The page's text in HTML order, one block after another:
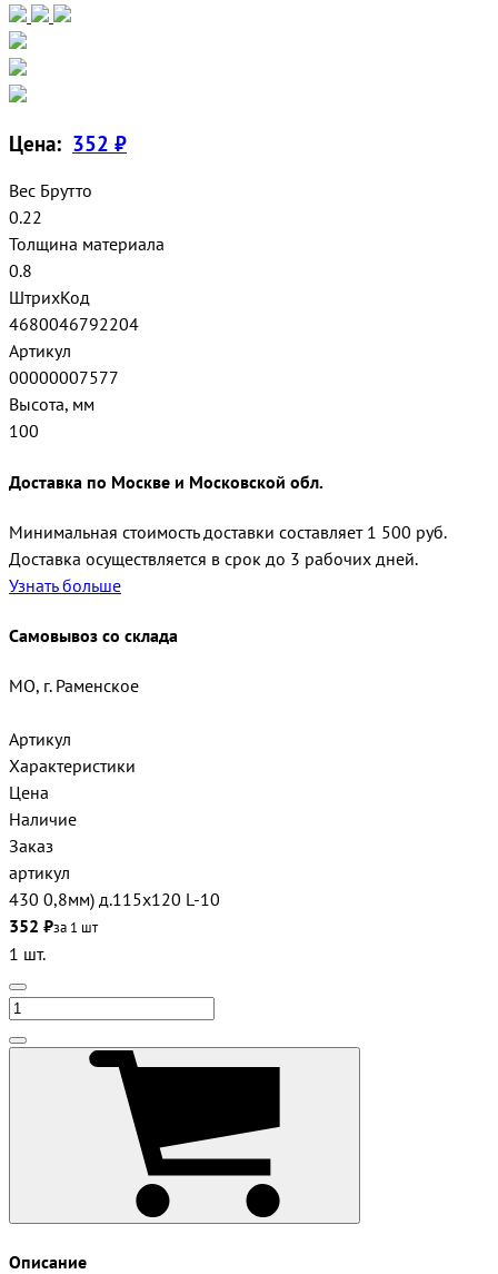
Цена: 352 ₽
Вес Брутто
0.22
Толщина материала
0.8
ШтрихКод
4680046792204
Артикул
00000007577
Высота, мм
100
Доставка по Москве и Московской обл.
Минимальная стоимость доставки составляет 1 500 руб.
Доставка осуществляется в срок до 3 рабочих дней.
Узнать больше
Самовывоз со склада
МО, г. Раменское
Артикул
Характеристики
Цена
Наличие
Заказ
артикул
430 0,8мм) д.115х120 L-10
352 ₽за 1 шт
1 шт.
Описание